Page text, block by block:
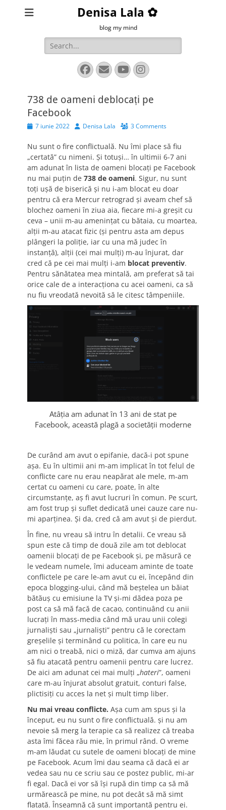
Denisa Lala ✿
blog my mind
Search
for:
Facebook
EmailYouTube
Instagram
738 de oameni deblocați pe
Facebook
Posted7 iunie 2022 AuthorDenisa Lala 3 Comments
Nu sunt o fire conflictuală. Nu îmi place să fiu
„certată” cu nimeni. Și totuși… în ultimii 6-7 ani
am adunat în lista de oameni blocați pe Facebook
nu mai puțin de 738 de oameni. Sigur, nu sunt
toți ușă de biserică și nu i-am blocat eu doar
pentru că era Mercur retrograd și aveam chef să
blochez oameni în ziua aia, fiecare mi-a greșit cu
ceva – unii m-au amenințat cu bătaia, cu moartea,
alții m-au atacat fizic (și pentru asta am depus
plângeri la poliție, iar cu una mă judec în
instanță), alții (cei mai mulți) m-au înjurat, dar
cred că pe cei mai mulți i-am blocat preventiv.
Pentru sănătatea mea mintală, am preferat să tai
orice cale de a interacționa cu acei oameni, ca să
nu fiu vreodată nevoită să le citesc tâmpeniile.
Atâția am adunat în 13 ani de stat pe
Facebook, această plagă a societății moderne
De curând am avut o epifanie, dacă-i pot spune
așa. Eu în ultimii ani m-am implicat în tot felul de
conflicte care nu erau neapărat ale mele, m-am
certat cu oameni cu care, poate, în alte
circumstanțe, aș fi avut lucruri în comun. Pe scurt,
am fost trup și suflet dedicată unei cauze care nu-
mi aparținea. Și da, cred că am avut și de pierdut.
În fine, nu vreau să intru în detalii. Ce vreau să
spun este că timp de două zile am tot deblocat
oamenii blocați de pe Facebook și, pe măsură ce
le vedeam numele, îmi aduceam aminte de toate
conflictele pe care le-am avut cu ei, începând din
epoca blogging-ului, când mă beștelea un băiat
bătăuș cu emisiune la TV și-mi dădea poza pe
post ca să mă facă de cacao, continuând cu anii
lucrați în mass-media când mă urau unii colegi
jurnaliști sau „jurnaliști” pentru că le corectam
greșelile și terminând cu politica, în care eu nu
am nici o treabă, nici o miză, dar cumva am ajuns
să fiu atacată pentru oamenii pentru care lucrez.
De aici am adunat cei mai mulți „hateri”, oameni
care m-au înjurat absolut gratuit, conturi false,
plictisiți cu acces la net și mult timp liber.
Nu mai vreau conflicte. Așa cum am spus și la
început, eu nu sunt o fire conflictuală. și nu am
nevoie să merg la terapie ca să realizez că treaba
asta îmi făcea rău mie, în primul rând. O vreme
m-am lăudat cu sutele de oameni blocați de mine
pe Facebook. Acum îmi dau seama că dacă ei ar
vedea sau nu ce scriu sau ce postez public, mi-ar
fi egal. Dacă ei vor să își rupă din timp ca să mă
urmărească pe mine, nu pot decât să mă simt
flatată. Înseamnă că sunt importantă pentru ei.